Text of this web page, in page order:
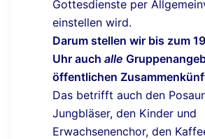
Gottesdienste per
einstellen wird.
Darum stellen wir bis zum
Uhr auch alle
öffentlichen
Das betrifft auch den
Jungbläser, den Kinder und
Erwachsenenchor, den